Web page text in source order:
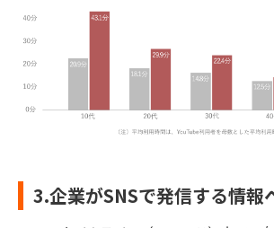
3.企業がSNSで発信する情報